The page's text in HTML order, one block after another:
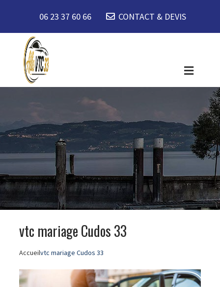
06 23 37 60 66 CONTACT & DEVIS
vtc mariage Cudos 33
Accueilvtc mariage Cudos 33